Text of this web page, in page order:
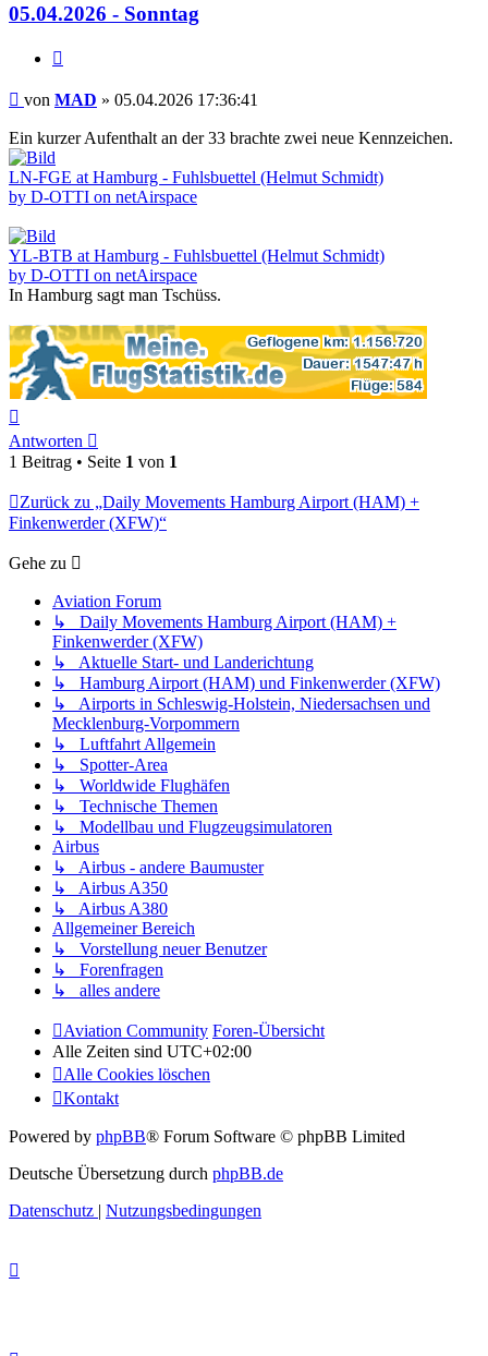
05.04.2026 - Sonntag
Beitrag
von MAD » 05.04.2026 17:36:41
Ein kurzer Aufenthalt an der 33 brachte zwei neue Kennzeichen.
LN-FGE at Hamburg - Fuhlsbuettel (Helmut Schmidt)
by D-OTTI on netAirspace
YL-BTB at Hamburg - Fuhlsbuettel (Helmut Schmidt)
by D-OTTI on netAirspace
In Hamburg sagt man Tschüss.
oben
Antworten
1 Beitrag • Seite 1 von 1
Zurück zu „Daily Movements Hamburg Airport (HAM) +
Finkenwerder (XFW)“
Gehe zu
Aviation Forum
↳ Daily Movements Hamburg Airport (HAM) +
Finkenwerder (XFW)
↳ Aktuelle Start- und Landerichtung
↳ Hamburg Airport (HAM) und Finkenwerder (XFW)
↳ Airports in Schleswig-Holstein, Niedersachsen und
Mecklenburg-Vorpommern
↳ Luftfahrt Allgemein
↳ Spotter-Area
↳ Worldwide Flughäfen
↳ Technische Themen
↳ Modellbau und Flugzeugsimulatoren
Airbus
↳ Airbus - andere Baumuster
↳ Airbus A350
↳ Airbus A380
Allgemeiner Bereich
↳ Vorstellung neuer Benutzer
↳ Forenfragen
↳ alles andere
Aviation Community Foren-Übersicht
Alle Zeiten sind UTC+02:00
Alle Cookies löschen
Kontakt
Powered by phpBB® Forum Software © phpBB Limited
Deutsche Übersetzung durch phpBB.de
Datenschutz | Nutzungsbedingungen